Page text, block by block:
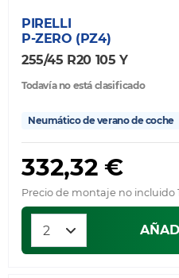
PIRELLI
P-ZERO (PZ4)
255/45 R20 105 Y
Todavía no está clasificado
Neumático de verano de coche
332,32 €
Precio de montaje no incluido